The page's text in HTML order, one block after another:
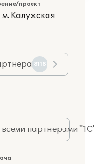
проект
Калужская
8118
партнерами